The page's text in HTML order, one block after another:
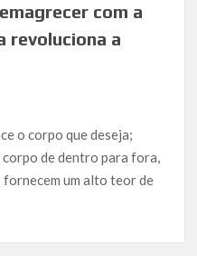
com a
revoluciona a
o corpo que deseja;
de dentro para fora,
fornecem um alto teor de